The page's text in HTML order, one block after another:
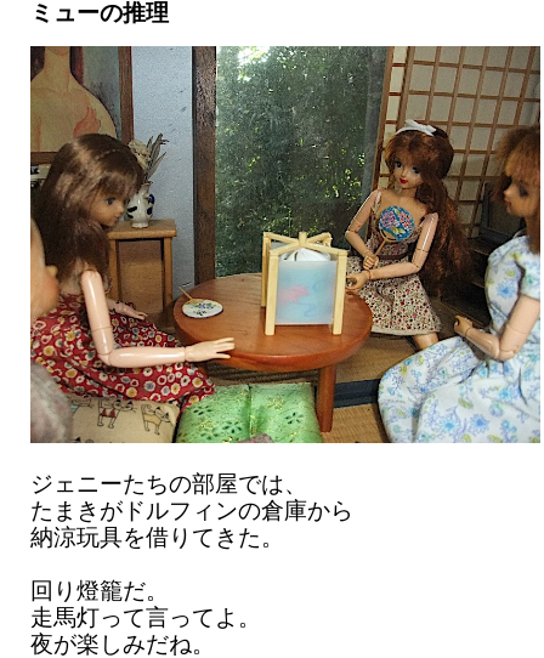
ミューの推理
ジェニーたちの部屋では、
たまきがドルフィンの倉庫から
納涼玩具を借りてきた。
回り燈籠だ。
走馬灯って言ってよ。
夜が楽しみだね。